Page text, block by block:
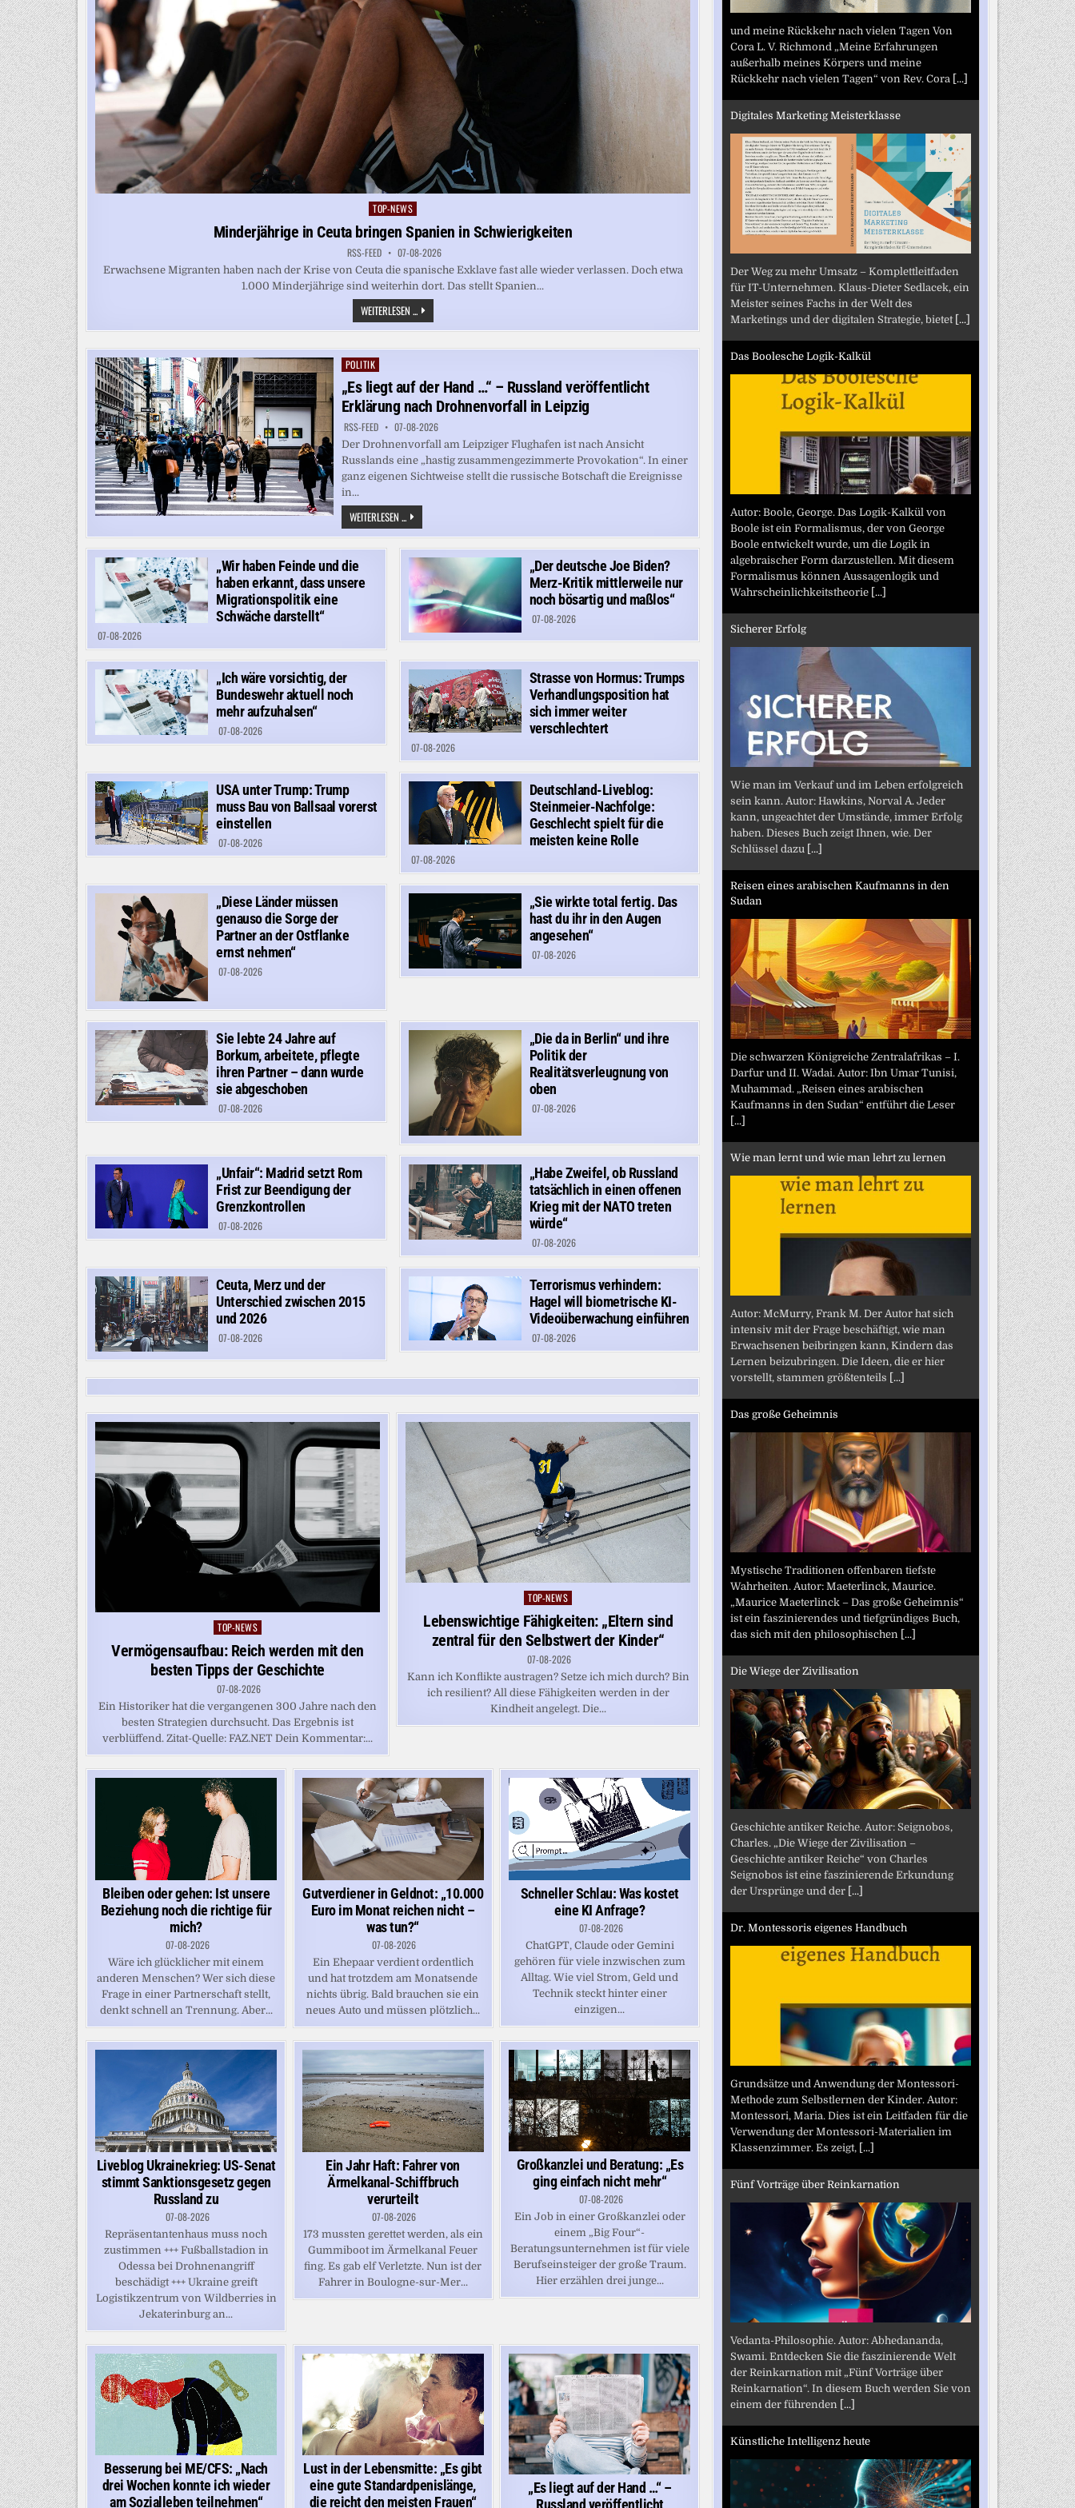
Posted
in
TOP-NEWS
Minderjährige in Ceuta bringen Spanien in Schwierigkeiten
RSS-FEED 07-08-2026
Erwachsene Migranten haben nach der Krise von Ceuta die spanische Exklave fast alle wieder verlassen. Doch etwa
1.000 Minderjährige sind weiterhin dort. Das stellt Spanien...
WEITERLESEN ... MINDERJÄHRIGE
IN
CEUTA
SPANIEN
Posted
in
POLITIK
„Es liegt auf der Hand …“ – Russland veröffentlicht
Erklärung nach Drohnenvorfall in Leipzig
RSS-FEED 07-08-2026
Der Drohnenvorfall am Leipziger Flughafen ist nach Ansicht
Russlands eine „hastig zusammengezimmerte Provokation“. In einer
ganz eigenen Sichtweise stellt die russische Botschaft die Ereignisse
in...
WEITERLESEN ... „ES
LIEGT
AUF
DER
HAND
…“
RUSSLAND
VERÖFFENTLICHT
ERKLÄRUNG
NACH
DROHNENVORFALL
IN
„Wir haben Feinde und die
haben erkannt, dass unsere
Migrationspolitik eine
Schwäche darstellt“
07-08-2026
„Der deutsche Joe Biden?
Merz-Kritik mittlerweile nur
noch bösartig und maßlos“
07-08-2026
„Ich wäre vorsichtig, der
Bundeswehr aktuell noch
mehr aufzuhalsen“
07-08-2026
Strasse von Hormus: Trumps
Verhandlungsposition hat
sich immer weiter
verschlechtert
07-08-2026
USA unter Trump: Trump
muss Bau von Ballsaal vorerst
einstellen
07-08-2026
Deutschland-Liveblog:
Steinmeier-Nachfolge:
Geschlecht spielt für die
meisten keine Rolle
07-08-2026
„Diese Länder müssen
genauso die Sorge der
Partner an der Ostflanke
ernst nehmen“
07-08-2026
„Sie wirkte total fertig. Das
hast du ihr in den Augen
angesehen“
07-08-2026
Sie lebte 24 Jahre auf
Borkum, arbeitete, pflegte
ihren Partner – dann wurde
sie abgeschoben
07-08-2026
„Die da in Berlin“ und ihre
Politik der
Realitätsverleugnung von
oben
07-08-2026
„Unfair“: Madrid setzt Rom
Frist zur Beendigung der
Grenzkontrollen
07-08-2026
„Habe Zweifel, ob Russland
tatsächlich in einen offenen
Krieg mit der NATO treten
würde“
07-08-2026
Ceuta, Merz und der
Unterschied zwischen 2015
und 2026
07-08-2026
Terrorismus verhindern:
Hagel will biometrische KI-
Videoüberwachung einführen
07-08-2026
Posted
TOP-NEWS
Vermögensaufbau: Reich werden mit den
besten Tipps der Geschichte
07-08-2026
Ein Historiker hat die vergangenen 300 Jahre nach den
besten Strategien durchsucht. Das Ergebnis ist
verblüffend. Zitat-Quelle: FAZ.NET Dein Kommentar:...
Posted
in
TOP-NEWS
Lebenswichtige Fähigkeiten: „Eltern sind
zentral für den Selbstwert der Kinder“
07-08-2026
Kann ich Konflikte austragen? Setze ich mich durch? Bin
ich resilient? All diese Fähigkeiten werden in der
Kindheit angelegt. Die...
Bleiben oder gehen: Ist unsere
Beziehung noch die richtige für
mich?
07-08-2026
Wäre ich glücklicher mit einem
anderen Menschen? Wer sich diese
Frage in einer Partnerschaft stellt,
denkt schnell an Trennung. Aber...
Gutverdiener in Geldnot: „10.000
Euro im Monat reichen nicht –
was tun?“
07-08-2026
Ein Ehepaar verdient ordentlich
und hat trotzdem am Monatsende
nichts übrig. Bald brauchen sie ein
neues Auto und müssen plötzlich...
Schneller Schlau: Was kostet
eine KI Anfrage?
07-08-2026
ChatGPT, Claude oder Gemini
gehören für viele inzwischen zum
Alltag. Wie viel Strom, Geld und
Technik steckt hinter einer
einzigen...
Liveblog Ukrainekrieg: US-Senat
stimmt Sanktionsgesetz gegen
Russland zu
07-08-2026
Repräsentantenhaus muss noch
zustimmen +++ Fußballstadion in
Odessa bei Drohnenangriff
beschädigt +++ Ukraine greift
Logistikzentrum von Wildberries in
Jekaterinburg an...
Ein Jahr Haft: Fahrer von
Ärmelkanal-Schiffbruch
verurteilt
07-08-2026
173 mussten gerettet werden, als ein
Gummiboot im Ärmelkanal Feuer
fing. Es gab elf Verletzte. Nun ist der
Fahrer in Boulogne-sur-Mer...
Großkanzlei und Beratung: „Es
ging einfach nicht mehr“
07-08-2026
Ein Job in einer Großkanzlei oder
einem „Big Four“-
Beratungsunternehmen ist für viele
Berufseinsteiger der große Traum.
Hier erzählen drei junge...
Besserung bei ME/CFS: „Nach
drei Wochen konnte ich wieder
am Sozialleben teilnehmen“
Lust in der Lebensmitte: „Es gibt
eine gute Standardpenislänge,
die reicht den meisten Frauen“
„Es liegt auf der Hand …“ –
Russland veröffentlicht
und meine Rückkehr nach vielen Tagen Von
Cora L. V. Richmond „Meine Erfahrungen
außerhalb meines Körpers und meine
Rückkehr nach vielen Tagen“ von Rev. Cora [...]
Digitales Marketing Meisterklasse
Der Weg zu mehr Umsatz – Komplettleitfaden
für IT-Unternehmen. Klaus-Dieter Sedlacek, ein
Meister seines Fachs in der Welt des
Marketings und der digitalen Strategie, bietet [...]
Das Boolesche Logik-Kalkül
Autor: Boole, George. Das Logik-Kalkül von
Boole ist ein Formalismus, der von George
Boole entwickelt wurde, um die Logik in
algebraischer Form darzustellen. Mit diesem
Formalismus können Aussagenlogik und
Wahrscheinlichkeitstheorie [...]
Sicherer Erfolg
Wie man im Verkauf und im Leben erfolgreich
sein kann. Autor: Hawkins, Norval A. Jeder
kann, ungeachtet der Umstände, immer Erfolg
haben. Dieses Buch zeigt Ihnen, wie. Der
Schlüssel dazu [...]
Reisen eines arabischen Kaufmanns in den
Sudan
Die schwarzen Königreiche Zentralafrikas – I.
Darfur und II. Wadai. Autor: Ibn Umar Tunisi,
Muhammad. „Reisen eines arabischen
Kaufmanns in den Sudan“ entführt die Leser
[...]
Wie man lernt und wie man lehrt zu lernen
Autor: McMurry, Frank M. Der Autor hat sich
intensiv mit der Frage beschäftigt, wie man
Erwachsenen beibringen kann, Kindern das
Lernen beizubringen. Die Ideen, die er hier
vorstellt, stammen größtenteils [...]
Das große Geheimnis
Mystische Traditionen offenbaren tiefste
Wahrheiten. Autor: Maeterlinck, Maurice.
„Maurice Maeterlinck – Das große Geheimnis“
ist ein faszinierendes und tiefgründiges Buch,
das sich mit den philosophischen [...]
Die Wiege der Zivilisation
Geschichte antiker Reiche. Autor: Seignobos,
Charles. „Die Wiege der Zivilisation –
Geschichte antiker Reiche“ von Charles
Seignobos ist eine faszinierende Erkundung
der Ursprünge und der [...]
Dr. Montessoris eigenes Handbuch
Grundsätze und Anwendung der Montessori-
Methode zum Selbstlernen der Kinder. Autor:
Montessori, Maria. Dies ist ein Leitfaden für die
Verwendung der Montessori-Materialien im
Klassenzimmer. Es zeigt, [...]
Fünf Vorträge über Reinkarnation
Vedanta-Philosophie. Autor: Abhedananda,
Swami. Entdecken Sie die faszinierende Welt
der Reinkarnation mit „Fünf Vorträge über
Reinkarnation“. In diesem Buch werden Sie von
einem der führenden [...]
Künstliche Intelligenz heute